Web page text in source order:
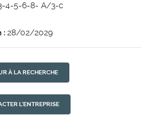
4-5-6-8- A/3-c
: 28/02/2029
À LA RECHERCHE
L'ENTREPRISE